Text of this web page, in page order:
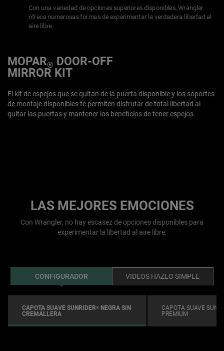
Con una variedad de opciones superiores disponibles, Wrangler
ofrece numerosas formas de experimentar la verdadera libertad al
aire libre.
MOPAR®
DOOR-OFF
MIRROR KIT
El kit de espejos que se quitan de la puerta disponible y los soportes
de montaje disponibles te permiten disfrutar de total libertad al
quitar las puertas y mantener los beneficios de tener espejos.
LAS MEJORES EMOCIONES
Con Wrangler, no hay escasez de opciones disponibles para
experimentar la libertad al aire libre.
CONFIGURADOR VIDEOS HAZLO SIMPLE
CAPOTA SUAVE SUNRIDER®NEGRA SIN
CREMALLERA
CAPOTA SUAVE
PREMIUM